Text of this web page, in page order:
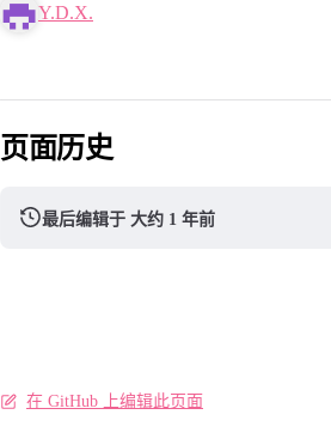
Y.D.X.
页面历史
最后编辑于 大约 1 年前
在 GitHub 上编辑此页面